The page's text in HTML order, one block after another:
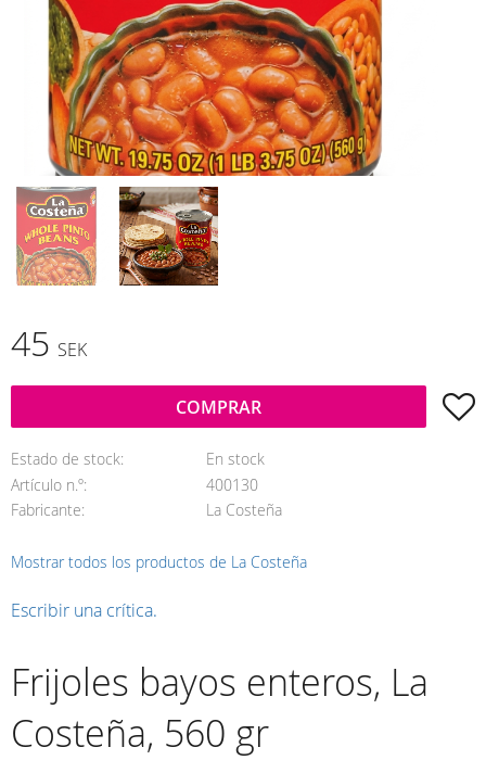
45 SEK
COMPRAR
Estado de stock
En stock
Artículo n.º
400130
Fabricante
La Costeña
Mostrar todos los productos de La Costeña
Escribir una crítica.
Frijoles bayos enteros, La
Costeña, 560 gr